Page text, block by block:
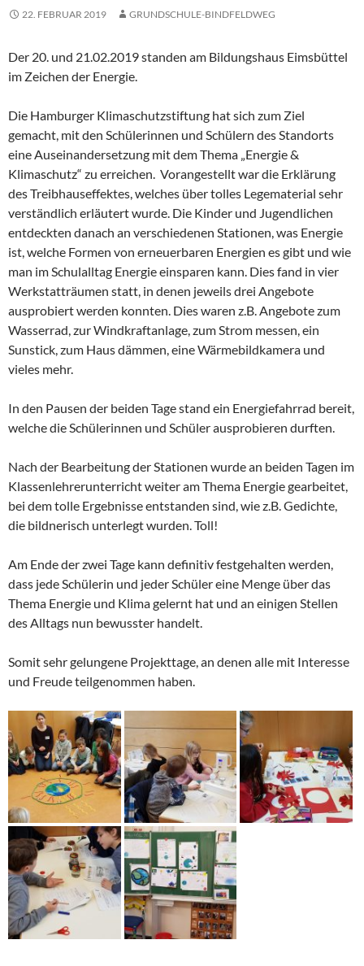
22. FEBRUAR 2019 GRUNDSCHULE-BINDFELDWEG
Der 20. und 21.02.2019 standen am Bildungshaus Eimsbüttel
im Zeichen der Energie.
Die Hamburger Klimaschutzstiftung hat sich zum Ziel
gemacht, mit den Schülerinnen und Schülern des Standorts
eine Auseinandersetzung mit dem Thema „Energie &
Klimaschutz“ zu erreichen. Vorangestellt war die Erklärung
des Treibhauseffektes, welches über tolles Legematerial sehr
verständlich erläutert wurde. Die Kinder und Jugendlichen
entdeckten danach an verschiedenen Stationen, was Energie
ist, welche Formen von erneuerbaren Energien es gibt und wie
man im Schulalltag Energie einsparen kann. Dies fand in vier
Werkstatträumen statt, in denen jeweils drei Angebote
ausprobiert werden konnten. Dies waren z.B. Angebote zum
Wasserrad, zur Windkraftanlage, zum Strom messen, ein
Sunstick, zum Haus dämmen, eine Wärmebildkamera und
vieles mehr.
In den Pausen der beiden Tage stand ein Energiefahrrad bereit,
welche die Schülerinnen und Schüler ausprobieren durften.
Nach der Bearbeitung der Stationen wurde an beiden Tagen im
Klassenlehrerunterricht weiter am Thema Energie gearbeitet,
bei dem tolle Ergebnisse entstanden sind, wie z.B. Gedichte,
die bildnerisch unterlegt wurden. Toll!
Am Ende der zwei Tage kann definitiv festgehalten werden,
dass jede Schülerin und jeder Schüler eine Menge über das
Thema Energie und Klima gelernt hat und an einigen Stellen
des Alltags nun bewusster handelt.
Somit sehr gelungene Projekttage, an denen alle mit Interesse
und Freude teilgenommen haben.